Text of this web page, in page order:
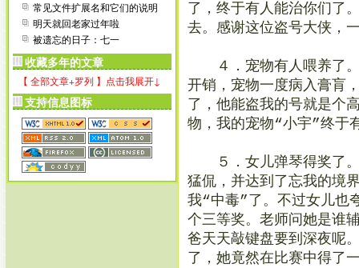
了，终于有人能治你们了
去。感谢这位盗号大侠，
４．宠物有人喂养了。
开销，宠物一度病入膏肓
了，他能盗我的号就是个
物，我的宠物“小宇”终于
５．女儿弹琴得奖了。
猛侃，并达到了忘我的境
我“中毒”了。不过女儿也
个三等奖。老师问她是谁
爸天天敲键盘要到深夜呢
了，她竟然在比赛中得了
常见文件扩展名和它们的说明
明天就回老家过年啦
被遗忘的日子：七一
收藏多年的文章
【 全部文章+罗列 】点击我展开↓
支持信息图标